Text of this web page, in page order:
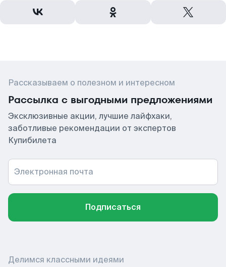
Рассказываем о полезном и интересном
Рассылка с выгодными предложениями
Эксклюзивные акции, лучшие лайфхаки,
заботливые рекомендации от экспертов
Купибилета
Электронная почта
Подписаться
Делимся классными идеями